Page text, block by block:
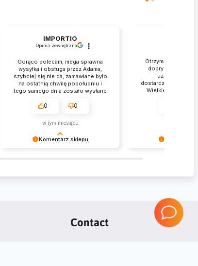
Komentarz sklepu
IMPORTIO
Opinia zewnętrzna
Gorąco polecam, mega sprawna
wysyłka i obsługa przez Adama,
szybciej się nie da, zamawiane było
na ostatnią chwilę popołudniu i
tego samego dnia zostało wysłane
0 0
w tym miesiącu
Otrzymałem
dobrym stanie.
uznania za tak
dostarczenie
Wielkie dzięki.
Contact